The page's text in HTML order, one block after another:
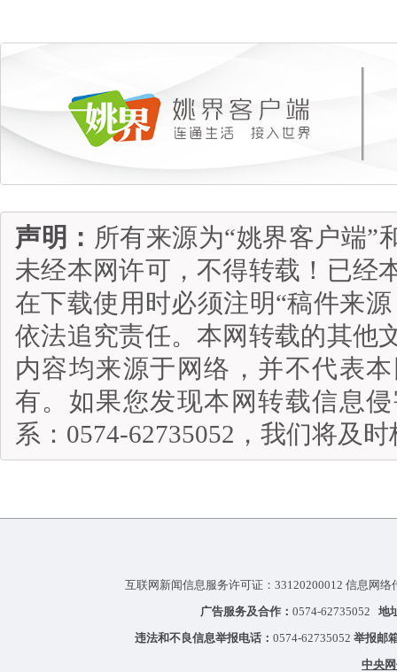
声明： 所有来源为“姚界客户端”
未经本网许可，不得转载！已经
在下载使用时必须注明“稿件来
依法追究责任。本网转载的其他
内容均来源于网络，并不代表
有。如果您发现本网转载信息
系：0574-62735052，我们将及
互联网新闻信息服务许可证：33120200012 信息网
广告服务及合作： 0574-62735052 地
违法和不良信息举报电话： 0574-62735052 举报邮
中央